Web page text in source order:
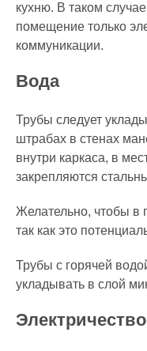
кухню. В таком
помещение только
коммуникации.
Вода
Трубы следует
штрабах в стенах
внутри каркаса, в
закрепляются
Желательно, чтобы в
так как это
Трубы с горячей
укладывать в слой
Электричество